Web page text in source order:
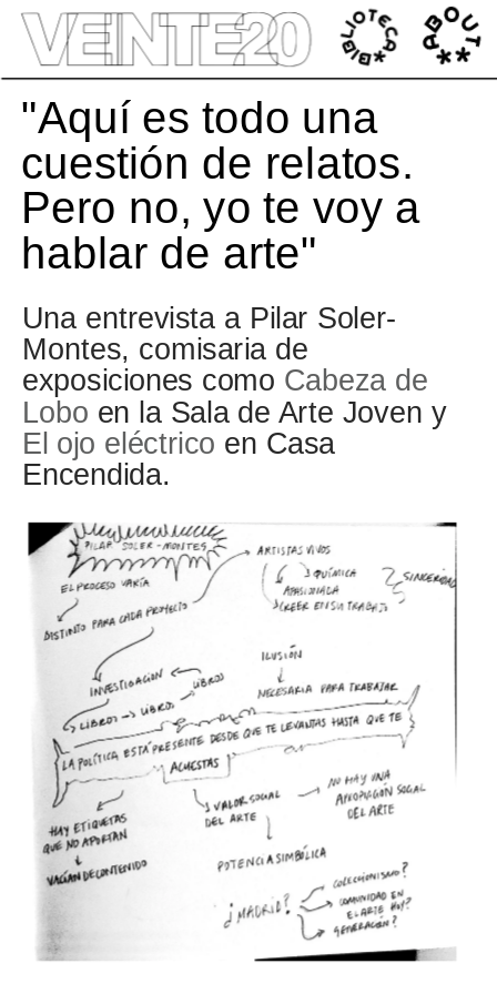
"Aquí es todo una
cuestión de relatos.
Pero no, yo te voy a
hablar de arte"
Una entrevista a Pilar Soler-
Montes, comisaria de
exposiciones como Cabeza de
Lobo
en la Sala de Arte Joven y
El ojo eléctrico en Casa
Encendida.